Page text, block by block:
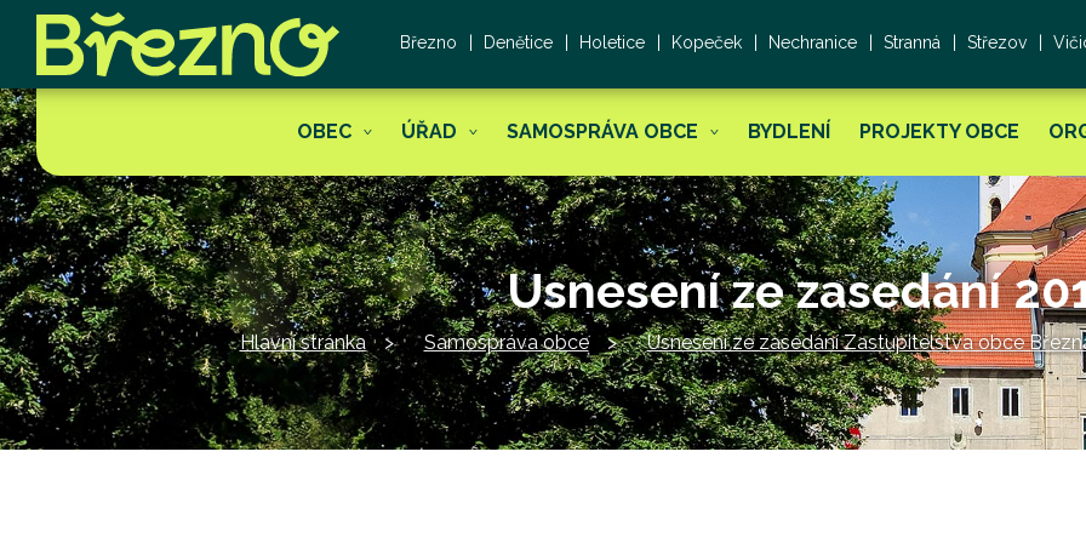
Březno Denětice Holetice Kopeček Nechranice Stranná Střezov
OBEC ÚŘAD SAMOSPRÁVA OBCE BYDLENÍ PROJEKTY OBCE
Usnesení ze zasedání
Hlavní stránka Samospráva obce Usnesení ze zasedání Zastupitelstva obce